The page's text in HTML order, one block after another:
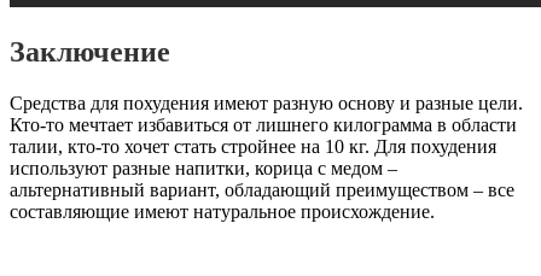
Заключение
Средства для похудения имеют разную основу и разные цели.
Кто-то мечтает избавиться от лишнего килограмма в области
талии, кто-то хочет стать стройнее на 10 кг. Для похудения
используют разные напитки, корица с медом –
альтернативный вариант, обладающий преимуществом – все
составляющие имеют натуральное происхождение.